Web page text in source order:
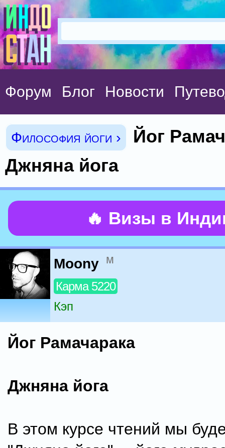
Форум Блог Новости
Философия йоги ›
Йог
Джняна йога
🔥 Визы в
Moony м
Карма 5220
Кэп
Йог Рамачарака
Джняна йога
В этом курсе чтений мы